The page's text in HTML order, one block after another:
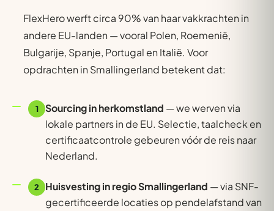
FlexHero werft circa 90% van haar vakkrachten in
andere EU-landen — vooral Polen, Roemenië,
Bulgarije, Spanje, Portugal en Italië. Voor
opdrachten in Smallingerland betekent dat:
1 Sourcing in herkomstland — we werven via
lokale partners in de EU. Selectie, taalcheck en
certificaatcontrole gebeuren vóór de reis naar
Nederland.
2 Huisvesting in regio Smallingerland — via SNF-
gecertificeerde locaties op pendelafstand van